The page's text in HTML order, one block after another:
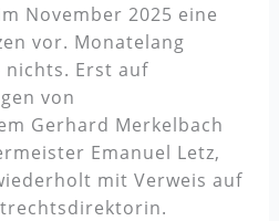
November 2025 eine
vor. Monatelang
nichts. Erst auf
von
Gerhard Merkelbach
Emanuel Letz,
mit Verweis auf